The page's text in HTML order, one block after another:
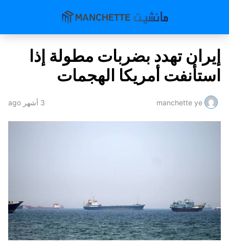
إيران تهدد بضربات مطولة إذا
استأنفت أمريكا الهجمات
manchette ye 3 أشهر ago